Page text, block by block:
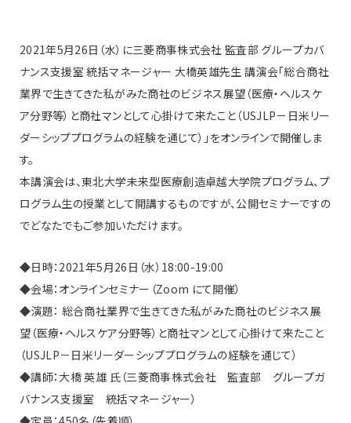
2021年5月26日（水）に三菱商事株式会社 監査部 グループカバ
ナンス支援室 統括マネージャー 大橋英雄先生 講演会「総合商社
業界で生きてきた私がみた商社のビジネス展望（医療・ヘルスケ
ア分野等）と商社マンとして心掛けて来たこと（USJLP－日米リー
ダーシッププログラムの経験を通じて）」をオンラインで開催しま
す。
本講演会は、東北大学未来型医療創造卓越大学院プログラム、プ
ログラム生の授業として開講するものですが、公開セミナーですの
でどなたでもご参加いただけます。
◆日時：2021年5月26日（水）18:00-19:00
◆会場：オンラインセミナー（Zoom にて開催）
◆演題： 総合商社業界で生きてきた私がみた商社のビジネス展
望（医療・ヘルスケア分野等）と商社マンとして心掛けて来たこと
（USJLP－日米リーダーシッププログラムの経験を通じて）
◆講師：大橋 英雄 氏（三菱商事株式会社 監査部 グループガ
バナンス支援室 統括マネージャー）